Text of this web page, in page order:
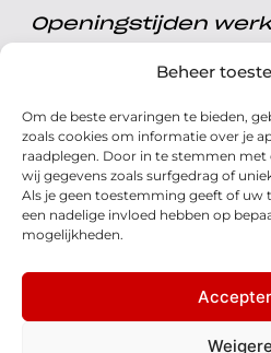
Beheer
Om de beste ervaringen te bieden,
zoals cookies om informatie over je
raadplegen. Door in te stemmen
wij gegevens zoals surfgedrag of
Als je geen toestemming geeft of
een nadelige invloed hebben op
mogelijkheden.
Openingstijden
Maandag t/m vrijdag
Zondag
Volg ons
© 2026 - Honda Welman